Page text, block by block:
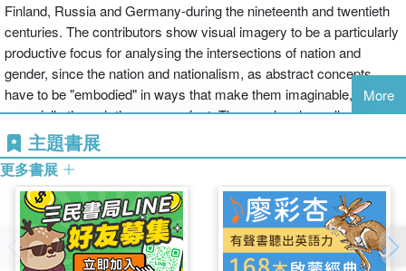
Finland, Russia and Germany-during the nineteenth and twentieth
centuries. The contributors show visual imagery to be a particularly
productive focus for analysing the intersections of nation and
gender, since the nation and nationalism, as abstract concepts,
have to be "embodied" in ways that make them imaginable,
especially through the means of art. They explore how allegorical
female figures personify the nation across a wide range of visual
media, from sculpture to political cartoons and how national
architectures may also be gendered. They show how through such
representations, art reveals the ethno-cultural bases of
nationalisms. Through the study of such images, the essays in this
volume cast new light on the significance of gender in the
construction of nationalist ideology and the constitution of the
More
主題書展
更多書展